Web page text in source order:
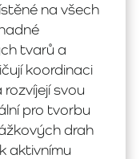
na všech
tvarů a
koordinaci
svou
pro tvorbu
drah
aktivnímu